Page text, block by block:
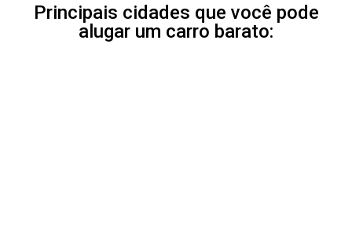
Principais cidades que você pode
alugar um carro barato: